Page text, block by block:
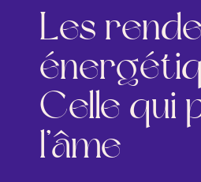
Les
Celle qui
l’âme